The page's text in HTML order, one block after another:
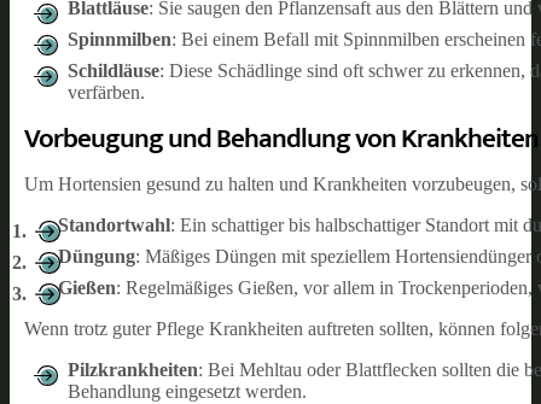
Blattläuse: Sie saugen den Pflanzensaft aus den Blättern
Spinnmilben: Bei einem Befall mit Spinnmilben erscheinen
Schildläuse: Diese Schädlinge sind oft schwer zu erkennen,
verfärben.
Vorbeugung und Behandlung von Krankheiten
Um Hortensien gesund zu halten und Krankheiten vorzubeugen,
Standortwahl: Ein schattiger bis halbschattiger Standort mit
Düngung: Mäßiges Düngen mit speziellem
Gießen: Regelmäßiges Gießen, vor allem in
Wenn trotz guter Pflege Krankheiten auftreten sollten, können
Pilzkrankheiten: Bei Mehltau oder Blattflecken sollten die
Behandlung eingesetzt werden.